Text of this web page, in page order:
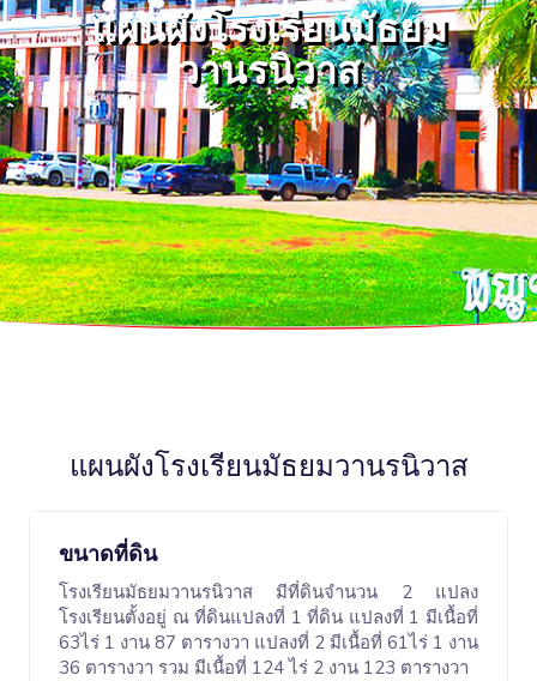
แผนผังโรงเรียนมัธยม
วานรนิวาส
แผนผังโรงเรียนมัธยมวานรนิวาส
ขนาดที่ดิน
โรงเรียนมัธยมวานรนิวาส มีที่ดินจำนวน 2 แปลง
โรงเรียนตั้งอยู่ ณ ที่ดินแปลงที่ 1 ที่ดิน แปลงที่ 1 มีเนื้อที่
63ไร่ 1 งาน 87 ตารางวา แปลงที่ 2 มีเนื้อที่ 61ไร่ 1 งาน
36 ตารางวา รวม มีเนื้อที่ 124 ไร่ 2 งาน 123 ตารางวา